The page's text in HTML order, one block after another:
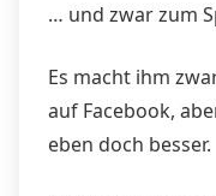
… und zwar zum
Es macht ihm
auf Facebook,
eben doch besser.